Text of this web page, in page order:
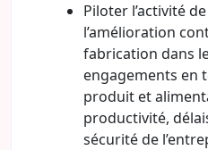
Piloter l’activité
l’amélioration
fabrication dans
engagements en
produit et
productivité,
sécurité de